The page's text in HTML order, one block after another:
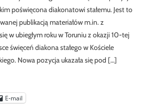
poświęcona diakonatowi stałemu. Jest to
publikacją materiałów m.in. z
w ubiegłym roku w Toruniu z okazji 10-tej
święceń diakona stałego w Kościele
Nowa pozycja ukazała się pod […]
E-mail